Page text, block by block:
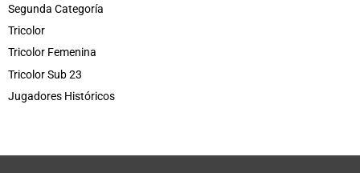
Segunda Categoría
Tricolor
Tricolor Femenina
Tricolor Sub 23
Jugadores Históricos